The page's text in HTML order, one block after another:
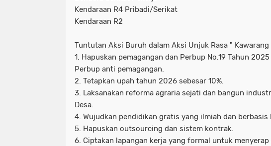
Kendaraan R4 Pribadi/Serikat
Kendaraan R2
Tuntutan Aksi Buruh dalam Aksi Unjuk Rasa " Kawarang
1. Hapuskan pemagangan dan Perbup No.19 Tahun
Perbup anti pemagangan.
2. Tetapkan upah tahun 2026 sebesar 10%.
3. Laksanakan reforma agraria sejati dan bangun
Desa.
4. Wujudkan pendidikan gratis yang ilmiah dan berbasis
5. Hapuskan outsourcing dan sistem kontrak.
6. Ciptakan lapangan kerja yang formal untuk menyerap